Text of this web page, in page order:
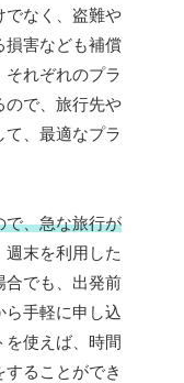
でなく、盗難や
損害なども補償
れぞれのプラ
ので、旅行先や
、最適なプラ
で、急な旅行が
週末を利用した
合でも、出発前
ら手軽に申し込
を使えば、時間
ることができ